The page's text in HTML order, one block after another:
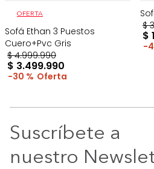
OFERTA
Sofá Ethan 3 Puestos
Cuero+Pvc Gris
$ 4.999.990
$ 3.499.990
30 %
$ 3
$ 1
Suscríbete a
nuestro